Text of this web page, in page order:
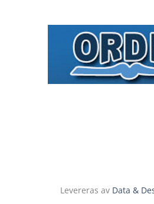
Levereras av Data &